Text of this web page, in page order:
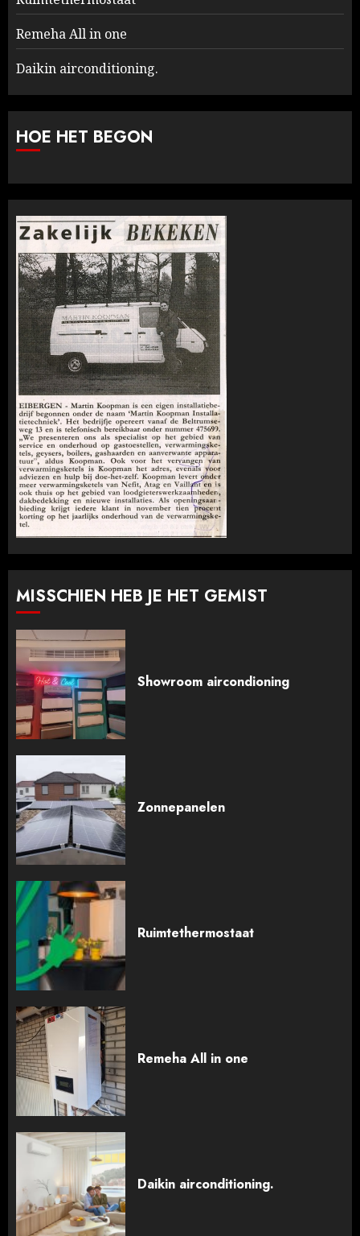
Remeha All in one
Daikin airconditioning.
HOE HET BEGON
MISSCHIEN HEB JE HET GEMIST
Showroom aircondioning
Zonnepanelen
Ruimtethermostaat
Remeha All in one
Daikin airconditioning.